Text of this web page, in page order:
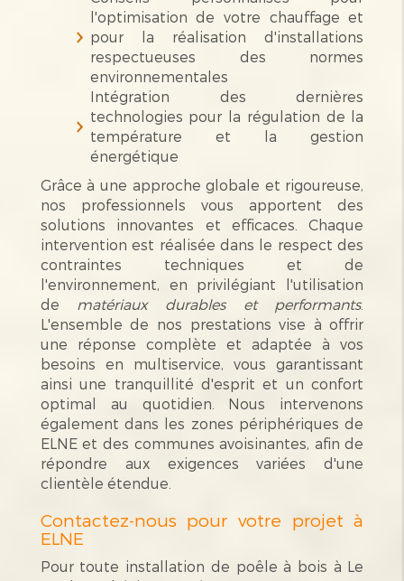
l'optimisation de votre chauffage et
pour la réalisation d'installations
respectueuses des normes
environnementales
Intégration des dernières
technologies pour la régulation de la
température et la gestion
énergétique
Grâce à une approche globale et rigoureuse,
nos professionnels vous apportent des
solutions innovantes et efficaces. Chaque
intervention est réalisée dans le respect des
contraintes techniques et de
l'environnement, en privilégiant l'utilisation
de matériaux durables et performants.
L'ensemble de nos prestations vise à offrir
une réponse complète et adaptée à vos
besoins en multiservice, vous garantissant
ainsi une tranquillité d'esprit et un confort
optimal au quotidien. Nous intervenons
également dans les zones périphériques de
ELNE et des communes avoisinantes, afin de
répondre aux exigences variées d'une
clientèle étendue.
Contactez-nous pour votre projet à
ELNE
Pour toute installation de poêle à bois à Le